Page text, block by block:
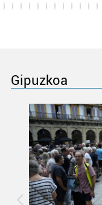
Gipuzkoa